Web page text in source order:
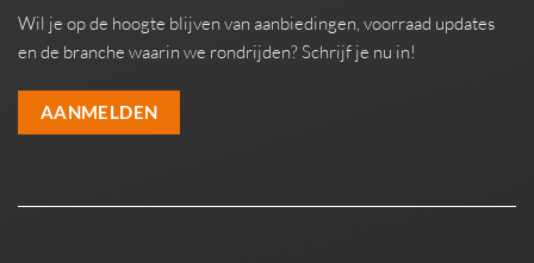
Wil je op de hoogte blijven van aanbiedingen, voorraad updates
en de branche waarin we rondrijden? Schrijf je nu in!
AANMELDEN